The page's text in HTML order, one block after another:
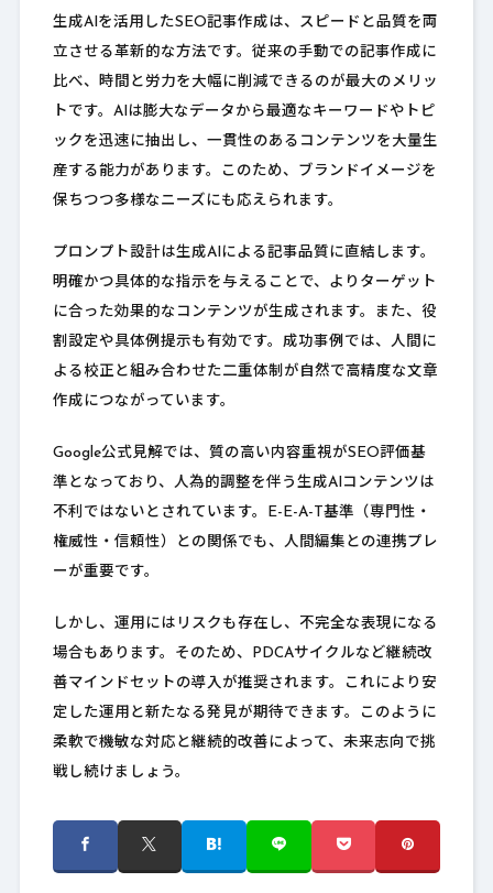
生成AIを活用したSEO記事作成は、スピードと品質を両
立させる革新的な方法です。従来の手動での記事作成に
比べ、時間と労力を大幅に削減できるのが最大のメリッ
トです。AIは膨大なデータから最適なキーワードやトピ
ックを迅速に抽出し、一貫性のあるコンテンツを大量生
産する能力があります。このため、ブランドイメージを
保ちつつ多様なニーズにも応えられます。
プロンプト設計は生成AIによる記事品質に直結します。
明確かつ具体的な指示を与えることで、よりターゲット
に合った効果的なコンテンツが生成されます。また、役
割設定や具体例提示も有効です。成功事例では、人間に
よる校正と組み合わせた二重体制が自然で高精度な文章
作成につながっています。
Google公式見解では、質の高い内容重視がSEO評価基
準となっており、人為的調整を伴う生成AIコンテンツは
不利ではないとされています。E-E-A-T基準（専門性・
権威性・信頼性）との関係でも、人間編集との連携プレ
ーが重要です。
しかし、運用にはリスクも存在し、不完全な表現になる
場合もあります。そのため、PDCAサイクルなど継続改
善マインドセットの導入が推奨されます。これにより安
定した運用と新たなる発見が期待できます。このように
柔軟で機敏な対応と継続的改善によって、未来志向で挑
戦し続けましょう。